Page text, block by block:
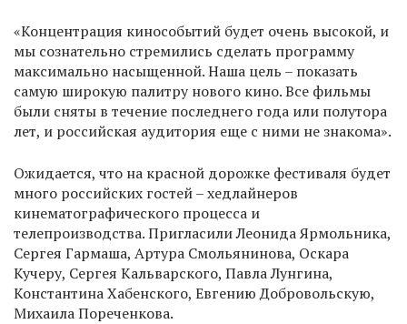
«Концентрация кинособытий будет очень высокой, и
мы сознательно стремились сделать программу
максимально насыщенной. Наша цель – показать
самую широкую палитру нового кино. Все фильмы
были сняты в течение последнего года или полутора
лет, и российская аудитория еще с ними не знакома».
Ожидается, что на красной дорожке фестиваля будет
много российских гостей – хедлайнеров
кинематографического процесса и
телепроизводства. Пригласили Леонида Ярмольника,
Сергея Гармаша, Артура Смольянинова, Оскара
Кучеру, Сергея Кальварского, Павла Лунгина,
Константина Хабенского, Евгению Добровольскую,
Михаила Пореченкова.